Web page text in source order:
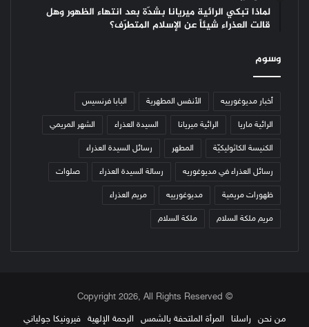
لماذا تبكي الرائية ميريانا بشدّة بعد انتهاء الظهور وهل
قالت العذراء شيئاً عن الإسلام المتطرّف؟
وسوم
أخبار مديوغورييه الأنفس المطهرية البابا فرنسيس
الرائية ماريا الرائية ميريانا السيدة العذراء الشهر المريمي
الكنيسة الكاثوليكيّة المطهر رسائل السيدة العذراء
رسائل العذراء في مديوغوريه رسالة السيدة العذراء صلوات
ظهورات مريمية مديوغورييه مريم العذراء
مريم ملكة السلام ملكة السلام
© Copyright 2026, All Rights Reserved
من نحن
راسلنا المرأة الملتحفة بالشمس الرحمة الإلهية فيرونيكا جولياني